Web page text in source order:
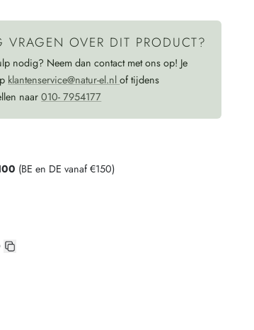
VRAGEN OVER DIT PRODUCT?
nodig? Neem dan contact met ons op! Je
klantenservice@natur-el.nlof tijdens
naar010- 7954177
(BE en DE vanaf €150)